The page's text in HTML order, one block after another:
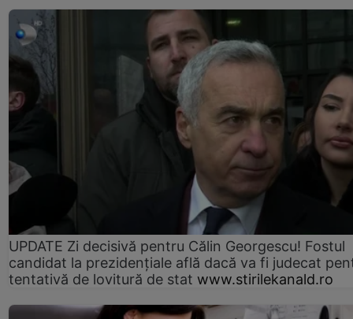
UPDATE Zi decisivă pentru Călin Georgescu! Fostul
candidat la prezidențiale află dacă va fi judecat
tentativă de lovitură de stat www.stirilekanald.ro